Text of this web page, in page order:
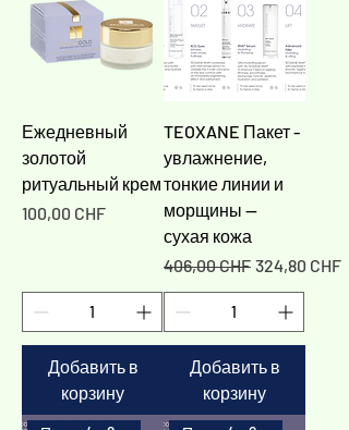
Ежедневный
золотой
ритуальный крем
Цена
100,00 CHF
Добавить в
корзину
TEOXANE Пакет -
увлажнение,
тонкие линии и
морщины —
сухая кожа
Обычная цена
406,00 CHF Цена со
324,80 CHF
Добавить в
корзину